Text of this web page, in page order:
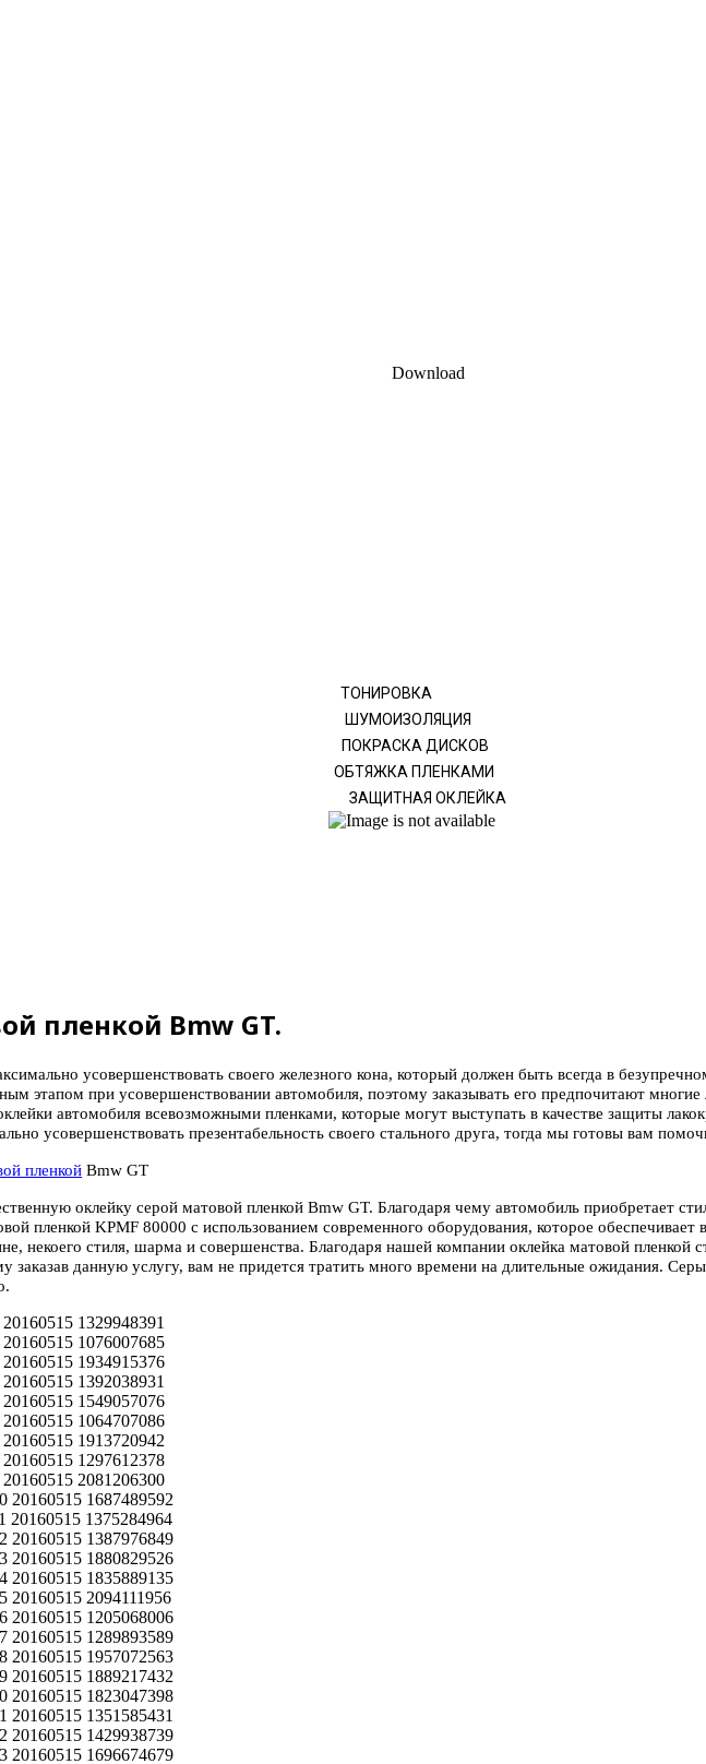
Download
ТОНИРОВКА
ШУМОИЗОЛЯЦИЯ
ПОКРАСКА ДИСКОВ
ОБТЯЖКА ПЛЕНКАМИ
ЗАЩИТНАЯ ОКЛЕЙКА
пленкой Bmw GT.
усовершенствовать своего железного кона, который должен быть всегда в
этапом при усовершенствовании автомобиля, поэтому заказывать его предпочитают
автомобиля всевозможными пленками, которые могут выступать в качестве защиты
усовершенствовать презентабельность своего стального друга, тогда мы готовы вам
пленкой Bmw GT
оклейку серой матовой пленкой Bmw GT. Благодаря чему автомобиль приобретает
пленкой KPMF 80000 с использованием современного оборудования, которое обеспечивает
некоего стиля, шарма и совершенства. Благодаря нашей компании оклейка матовой пленкой
заказав данную услугу, вам не придется тратить много времени на длительные ожидания.